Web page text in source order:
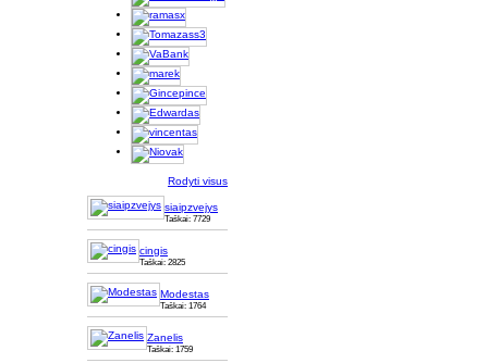
Rodyti visus
siaipzvejys
Taškai: 7729
cingis
Taškai: 2825
Modestas
Taškai: 1764
Zanelis
Taškai: 1759